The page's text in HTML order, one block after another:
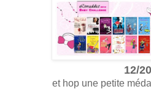
12/20
et hop une petite